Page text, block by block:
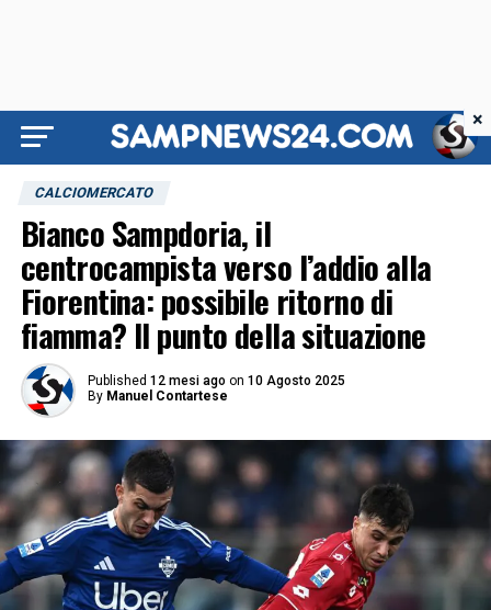
CALCIOMERCATO
Bianco Sampdoria, il
centrocampista verso l’addio alla
Fiorentina: possibile ritorno di
fiamma? Il punto della situazione
Published 12 mesi ago on 10 Agosto 2025
By Manuel Contartese
×